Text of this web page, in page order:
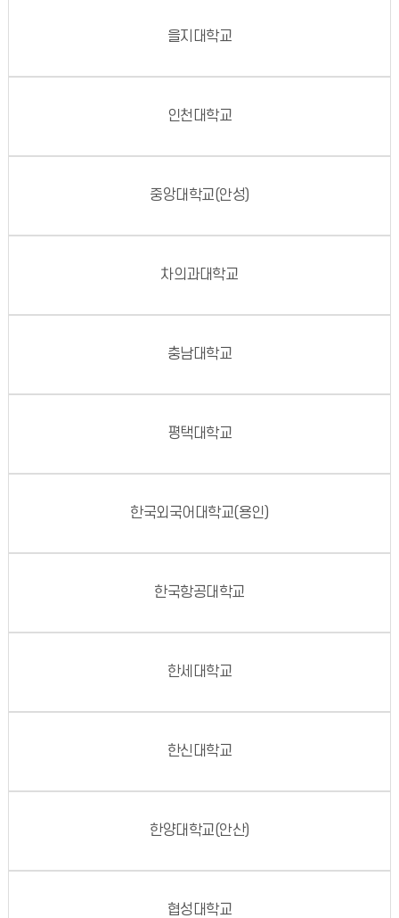
을지대학교
인천대학교
중앙대학교(안성)
차의과대학교
충남대학교
평택대학교
한국외국어대학교(용인)
한국항공대학교
한세대학교
한신대학교
한양대학교(안산)
협성대학교